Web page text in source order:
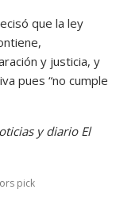
que la ley
y justicia, y
pues “no cumple
y diario El
pick